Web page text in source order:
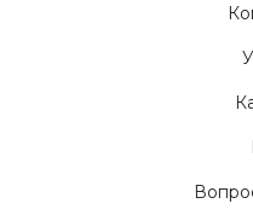
© Relocom 2010-